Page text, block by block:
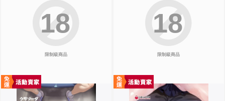
限制級商品
18
限制級商品
18